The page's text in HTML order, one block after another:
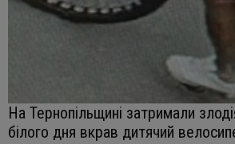
На Тернопільщині затримали
білого дня вкрав дитячий